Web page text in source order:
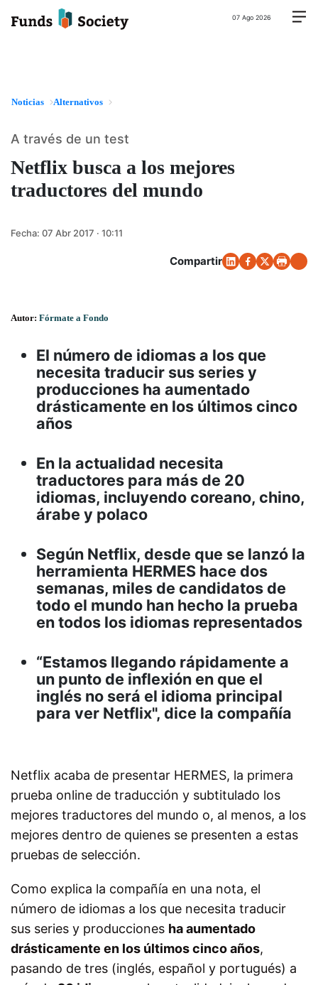
07 Ago 2026
Noticias Alternativos
Netflix busca a los mejores
traductores del mundo
A través de un test
Fecha: 07 Abr 2017 · 10:11
Compartir
Autor: Fórmate a Fondo
El número de idiomas a los que
necesita traducir sus series y
producciones ha aumentado
drásticamente en los últimos cinco
años
En la actualidad necesita
traductores para más de 20
idiomas, incluyendo coreano, chino,
árabe y polaco
Según Netflix, desde que se lanzó la
herramienta HERMES hace dos
semanas, miles de candidatos de
todo el mundo han hecho la prueba
en todos los idiomas representados
“Estamos llegando rápidamente a
un punto de inflexión en que el
inglés no será el idioma principal
para ver Netflix", dice la compañía
Netflix acaba de presentar HERMES, la primera
prueba online de traducción y subtitulado los
mejores traductores del mundo o, al menos, a los
mejores dentro de quienes se presenten a estas
pruebas de selección.
Como explica la compañía en una nota, el
número de idiomas a los que necesita traducir
sus series y producciones ha aumentado
drásticamente en los últimos cinco años,
pasando de tres (inglés, español y portugués) a